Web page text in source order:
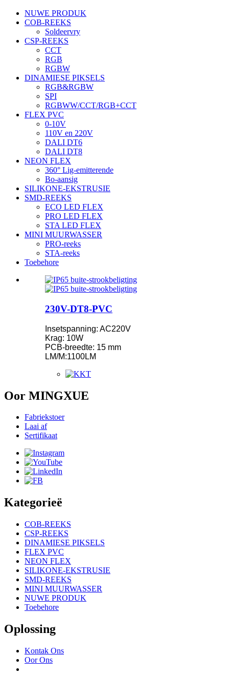
NUWE PRODUK
COB-REEKS
Soldeervry
CSP-REEKS
CCT
RGB
RGBW
DINAMIESE PIKSELS
RGB&RGBW
SPI
RGBWW/CCT/RGB+CCT
FLEX PVC
0-10V
110V en 220V
DALI DT6
DALI DT8
NEON FLEX
360° Lig-emitterende
Bo-aansig
SILIKONE-EKSTRUSIE
SMD-REEKS
ECO LED FLEX
PRO LED FLEX
STA LED FLEX
MINI MUURWASSER
PRO-reeks
STA-reeks
Toebehore
230V-DT8-PVC
Insetspanning: AC220V
Krag: 10W
PCB-breedte: 15 mm
LM/M:1100LM
Oor MINGXUE
Fabriekstoer
Laai af
Sertifikaat
Kategorieë
COB-REEKS
CSP-REEKS
DINAMIESE PIKSELS
FLEX PVC
NEON FLEX
SILIKONE-EKSTRUSIE
SMD-REEKS
MINI MUURWASSER
NUWE PRODUK
Toebehore
Oplossing
Kontak Ons
Oor Ons